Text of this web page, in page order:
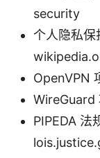
security
个人隐私保
OpenVPN
WireGuard
PIPEDA